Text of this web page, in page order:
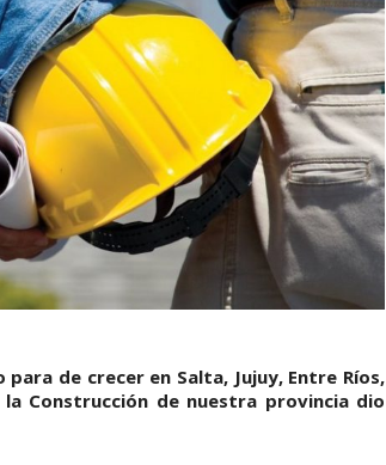
de crecer en Salta, Jujuy, Entre Ríos,
Construcción de nuestra provincia dio